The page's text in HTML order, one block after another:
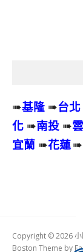
➠基隆 ➠台北
化 ➠南投 ➠
宜蘭 ➠花蓮➠
Copyright © 2026 小
Boston Theme by